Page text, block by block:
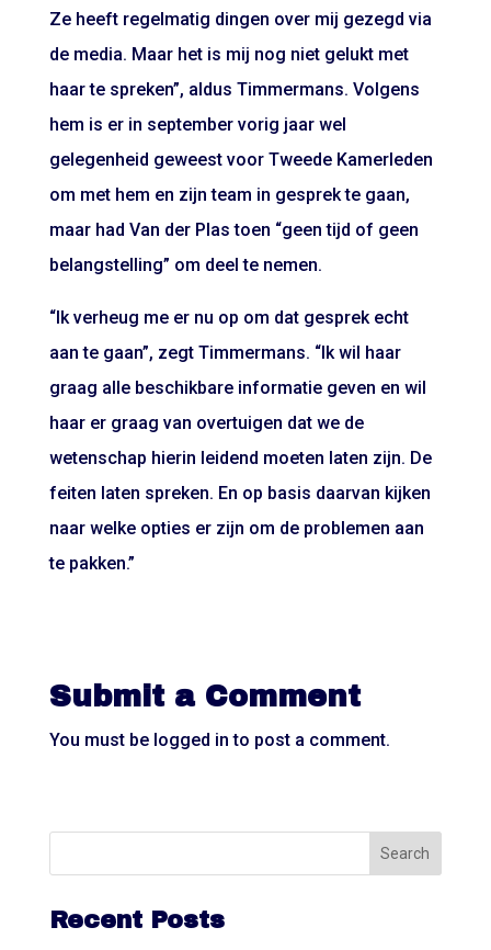
Ze heeft regelmatig dingen over mij gezegd via
de media. Maar het is mij nog niet gelukt met
haar te spreken”, aldus Timmermans. Volgens
hem is er in september vorig jaar wel
gelegenheid geweest voor Tweede Kamerleden
om met hem en zijn team in gesprek te gaan,
maar had Van der Plas toen “geen tijd of geen
belangstelling” om deel te nemen.
“Ik verheug me er nu op om dat gesprek echt
aan te gaan”, zegt Timmermans. “Ik wil haar
graag alle beschikbare informatie geven en wil
haar er graag van overtuigen dat we de
wetenschap hierin leidend moeten laten zijn. De
feiten laten spreken. En op basis daarvan kijken
naar welke opties er zijn om de problemen aan
te pakken.”
Submit a Comment
You must be logged in to post a comment.
Recent Posts